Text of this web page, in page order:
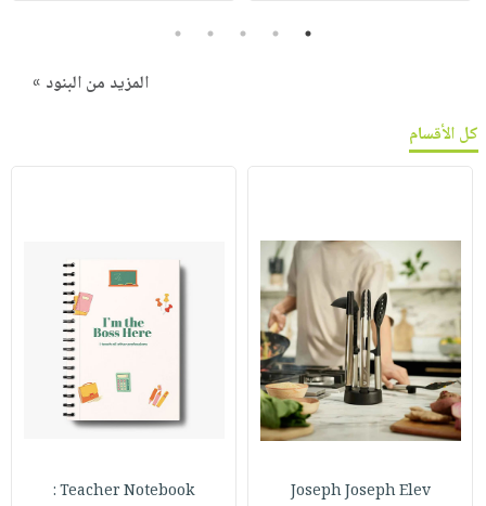
1
2
3
4
5
المزيد من البنود »
كل الأقسام
Joseph Joseph Elev
Teacher Notebook :